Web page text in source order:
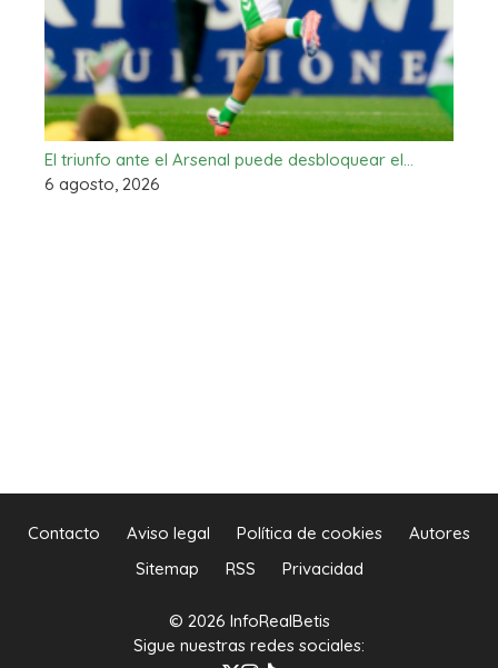
El triunfo ante el Arsenal puede desbloquear el…
6 agosto, 2026
Contacto Aviso legal Política de cookies
Autores
Sitemap
RSS Privacidad
© 2026 InfoRealBetis
Sigue nuestras redes sociales: